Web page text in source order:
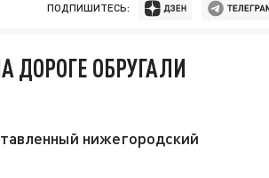
ПОДПИШИТЕСЬ:
ДОРОГЕ ОБРУГАЛИ
нижегородский